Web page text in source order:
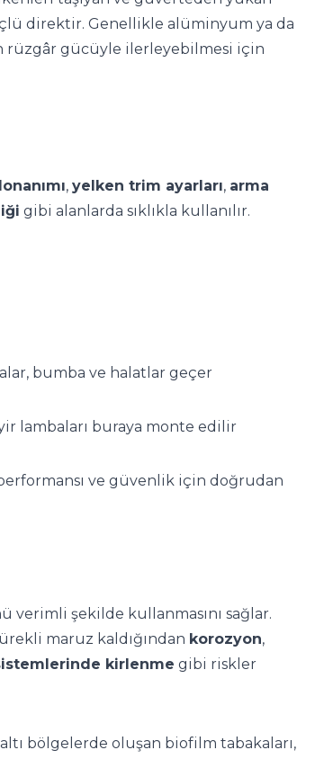
direktir. Genellikle alüminyum ya da
rüzgâr gücüyle ilerleyebilmesi için
, yelken trim ayarları, arma
gibi alanlarda sıklıkla kullanılır.
bumba ve halatlar geçer
lambaları buraya monte edilir
ve güvenlik için doğrudan
şekilde kullanmasını sağlar.
maruz kaldığından korozyon,
kirlenme gibi riskler
bölgelerde oluşan biofilm tabakaları,